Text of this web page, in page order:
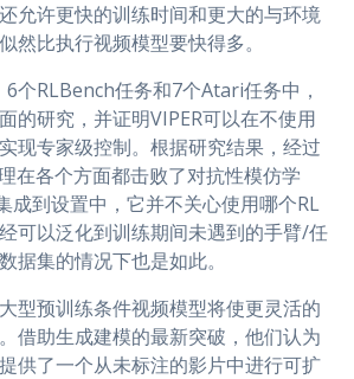
允许更快的训练时间和更大的与环境
然比执行视频模型要快得多。
个RLBench任务和7个Atari任务中，
的研究，并证明VIPER可以在不使用
现专家级控制。根据研究结果，经过
在各个方面都击败了对抗性模仿学
成到设置中，它并不关心使用哪个RL
可以泛化到训练期间未遇到的手臂/任
据集的情况下也是如此。
型预训练条件视频模型将使更灵活的
借助生成建模的最新突破，他们认为
供了一个从未标注的影片中进行可扩